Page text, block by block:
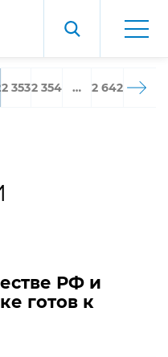
2 3532 354 … 2 642
РФ и
готов к